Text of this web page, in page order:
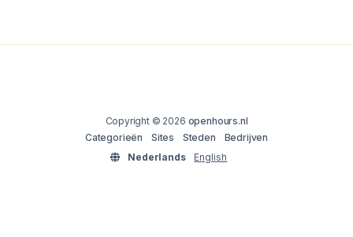
Copyright © 2026 openhours.nl
Categorieën
Sites Steden
Bedrijven
Nederlands
English